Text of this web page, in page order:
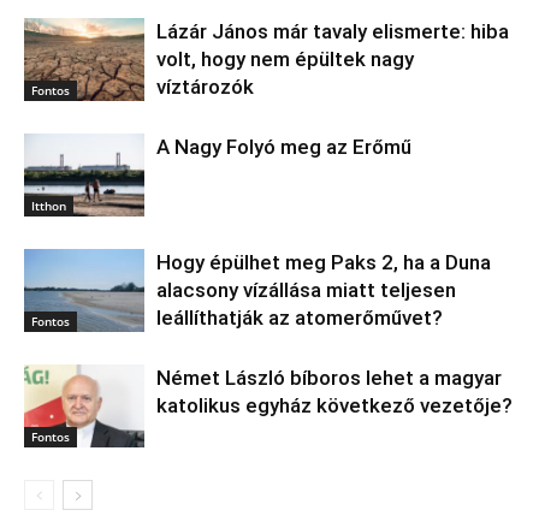
Fontos
Lázár János már tavaly elismerte: hiba
volt, hogy nem épültek nagy
víztározók
Itthon
A Nagy Folyó meg az Erőmű
Fontos
Hogy épülhet meg Paks 2, ha a Duna
alacsony vízállása miatt teljesen
leállíthatják az atomerőművet?
Fontos
Német László bíboros lehet a magyar
katolikus egyház következő vezetője?